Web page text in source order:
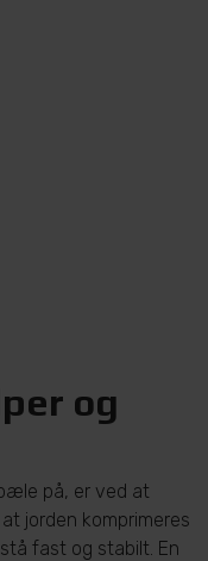
og
på, er ved at
jorden komprimeres
fast og stabilt. En